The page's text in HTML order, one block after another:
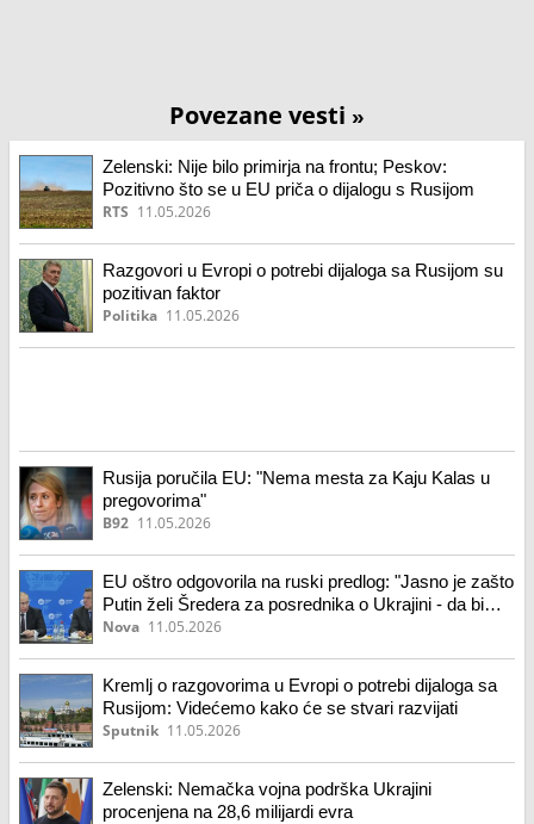
Povezane vesti »
Zelenski: Nije bilo primirja na frontu; Peskov:
Pozitivno što se u EU priča o dijalogu s Rusijom
RTS 11.05.2026
Razgovori u Evropi o potrebi dijaloga sa Rusijom su
pozitivan faktor
Politika 11.05.2026
Rusija poručila EU: "Nema mesta za Kaju Kalas u
pregovorima"
B92 11.05.2026
EU oštro odgovorila na ruski predlog: "Jasno je zašto
Putin želi Šredera za posrednika o Ukrajini - da bi
sedeo sa obe strane stola"
Nova 11.05.2026
Kremlj o razgovorima u Evropi o potrebi dijaloga sa
Rusijom: Videćemo kako će se stvari razvijati
Sputnik 11.05.2026
Zelenski: Nemačka vojna podrška Ukrajini
procenjena na 28,6 milijardi evra